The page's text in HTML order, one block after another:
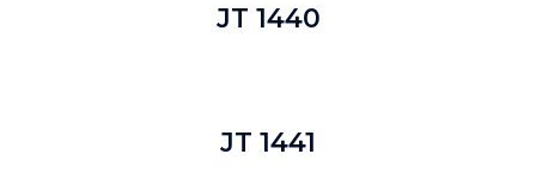
JT 1440
JT 1441